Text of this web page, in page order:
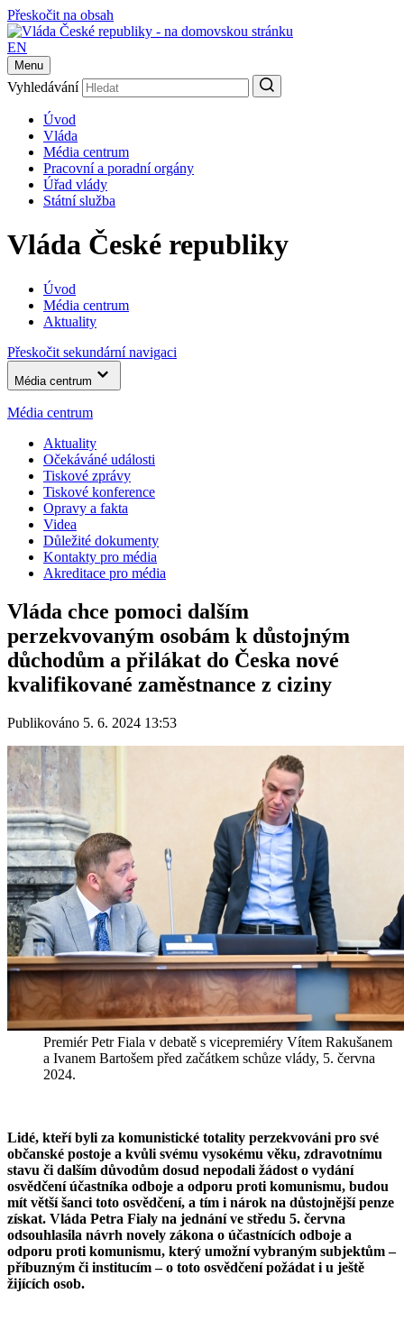
Přeskočit na obsah
EN
Menu
Vyhledávání
Úvod
Vláda
Média centrum
Pracovní a poradní orgány
Úřad vlády
Státní služba
Vláda České republiky
Úvod
Média centrum
Aktuality
Přeskočit sekundární navigaci
Média centrum
Média centrum
Aktuality
Očekáváné události
Tiskové zprávy
Tiskové konference
Opravy a fakta
Videa
Důležité dokumenty
Kontakty pro média
Akreditace pro média
Vláda chce pomoci dalším
perzekvovaným osobám k důstojným
důchodům a přilákat do Česka nové
kvalifikované zaměstnance z ciziny
Publikováno 5. 6. 2024 13:53
Premiér Petr Fiala v debatě s vicepremiéry Vítem Rakušanem
a Ivanem Bartošem před začátkem schůze vlády, 5. června
2024.
Lidé, kteří byli za komunistické totality perzekvováni pro své
občanské postoje a kvůli svému vysokému věku, zdravotnímu
stavu či dalším důvodům dosud nepodali žádost o vydání
osvědčení účastníka odboje a odporu proti komunismu, budou
mít větší šanci toto osvědčení, a tím i nárok na důstojnější penze
získat. Vláda Petra Fialy na jednání ve středu 5. června
odsouhlasila návrh novely zákona o účastnících odboje a
odporu proti komunismu, který umožní vybraným subjektům –
příbuzným či institucím – o toto osvědčení požádat i u ještě
žijících osob.